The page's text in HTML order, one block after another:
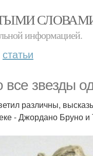
информацией.
статьи
звезды
различны,
- Джордано Бруно